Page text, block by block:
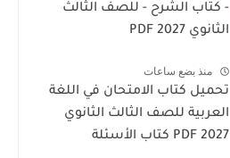
- كتاب الشرح - للصف الثالث
الثانوي 2027 PDF
منذ بضع ساعات
تحميل كتاب الامتحان في اللغة
العربية للصف الثالث الثانوي
2027 PDF كتاب الأسئلة